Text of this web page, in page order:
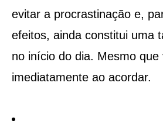
evitar a procrastinação e,
efeitos, ainda constitui uma
no início do dia. Mesmo que
imediatamente ao acordar.